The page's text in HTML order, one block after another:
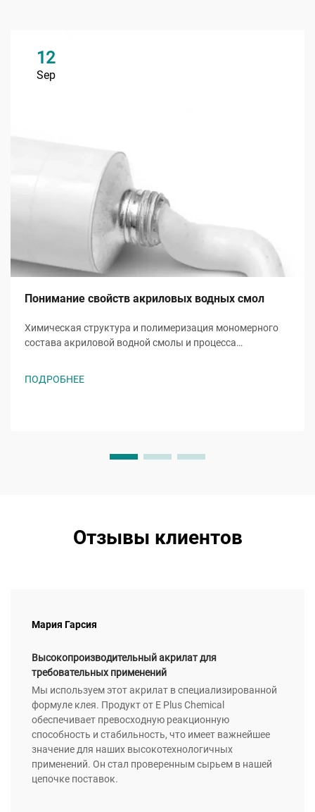
12
Sep
Понимание свойств акриловых водных смол
Химическая структура и полимеризация мономерного
состава акриловой водной смолы и процесса
метилметакрилата (MMA) и бутилакрилата...
ПОДРОБНЕЕ
Отзывы клиентов
Мария Гарсия
Высокопроизводительный акрилат для
требовательных применений
Мы используем этот акрилат в специализированной
формуле клея. Продукт от E Plus Chemical
обеспечивает превосходную реакционную
способность и стабильность, что имеет важнейшее
значение для наших высокотехнологичных
применений. Он стал проверенным сырьем в нашей
цепочке поставок.